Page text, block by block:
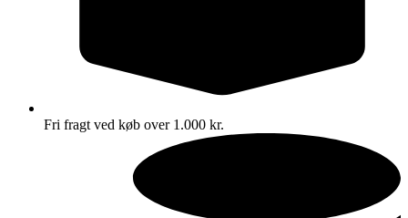
Fri fragt ved køb over 1.000 kr.